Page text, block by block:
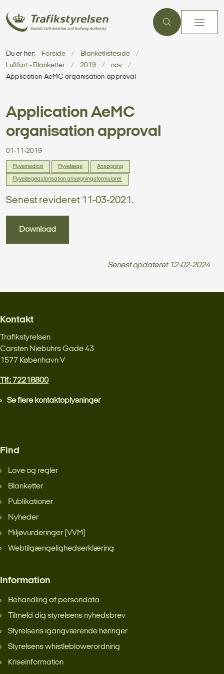
Du er her: Forside
Blanketlisteside
Luftfart - Blanketter
2019
nov
Application-AeMC-organisation-approval
Application AeMC
organisation approval
01-11-2019
Flyvemedicin Flyvelæge Ansøgning
Flyvelægeautorisation ansøgningsformularer
Senest revideret 11-03-2021.
Download
Senest opdateret 12-02-2024
Kontakt
Trafikstyrelsen
Carsten Niebuhrs Gade 43
1577 København V
Tlf.: 72218800
Se flere kontaktoplysninger
Find
Love og regler
Blanketter
Publikationer
Nyheder
Miljøvurderinger (VVM)
Webtilgængelighedserklæring
Information
Behandling af persondata
Tilmeld dig styrelsens nyhedsbrev
Styrelsens igangværende høringer
Styrelsens whistleblowerordning
Kriseinformation